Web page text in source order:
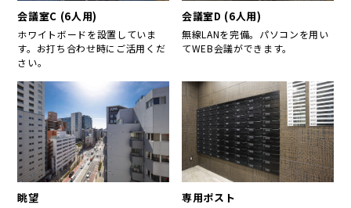
会議室C (6人用)
ホワイトボードを設置していま
す。お打ち合わせ時にご活用くだ
さい。
会議室D (6人用)
無線LANを完備。パソコンを用い
てWEB会議ができます。
眺望 専用ポスト